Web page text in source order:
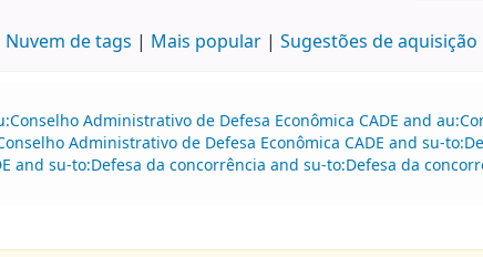
Nuvem de tags Mais popular Sugestões de aquisição
Administrativo de Defesa Econômica CADE and
Administrativo de Defesa Econômica CADE and su-
and su-to:Defesa da concorrência and su-to:Defesa da